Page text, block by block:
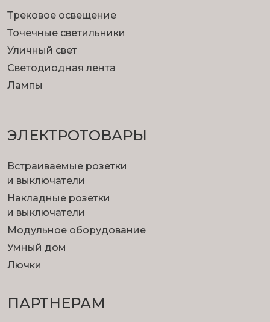
Трековое освещение
Точечные светильники
Уличный свет
Светодиодная лента
Лампы
ЭЛЕКТРОТОВАРЫ
Встраиваемые розетки
и выключатели
Накладные розетки
и выключатели
Модульное оборудование
Умный дом
Лючки
ПАРТНЕРАМ